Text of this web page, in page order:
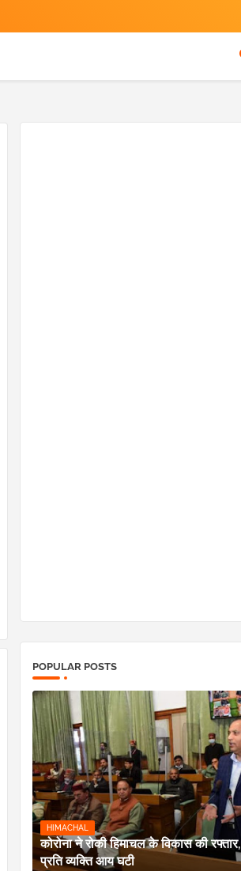
POPULAR POSTS
HIMACHAL
कोरोना ने रोकी हिमाचल के विकास की रफ्तार,
प्रति व्यक्ति आय घटी